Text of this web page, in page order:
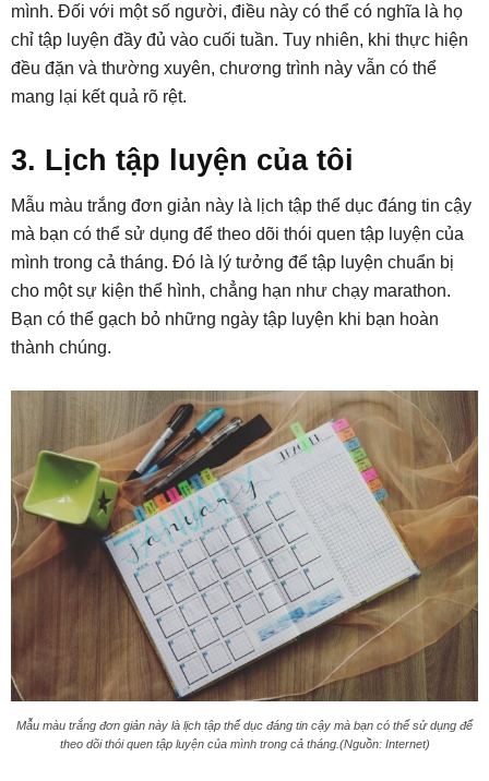
mình. Đối với một số người, điều này có thể có nghĩa là họ
chỉ tập luyện đầy đủ vào cuối tuần. Tuy nhiên, khi thực hiện
đều đặn và thường xuyên, chương trình này vẫn có thể
mang lại kết quả rõ rệt.
3. Lịch tập luyện của tôi
Mẫu màu trắng đơn giản này là lịch tập thể dục đáng tin cậy
mà bạn có thể sử dụng để theo dõi thói quen tập luyện của
mình trong cả tháng. Đó là lý tưởng để tập luyện chuẩn bị
cho một sự kiện thể hình, chẳng hạn như chạy marathon.
Bạn có thể gạch bỏ những ngày tập luyện khi bạn hoàn
thành chúng.
Mẫu màu trắng đơn giản này là lịch tập thể dục đáng tin cậy mà bạn có thể sử dụng để
theo dõi thói quen tập luyện của mình trong cả tháng.(Nguồn: Internet)